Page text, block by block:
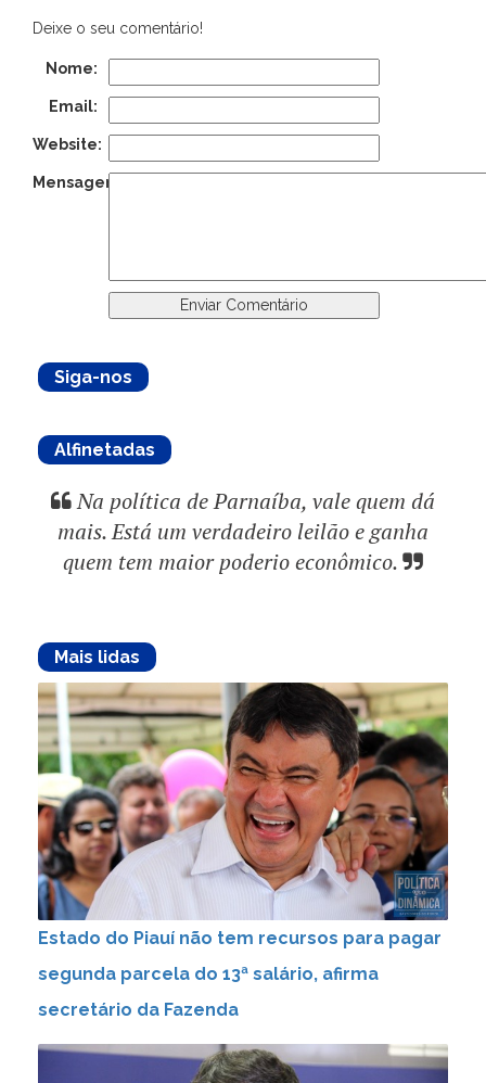
Deixe o seu comentário!
Nome:
Email:
Website:
Mensagem:
Siga-nos
Alfinetadas
Na política de Parnaíba, vale quem dá
mais. Está um verdadeiro leilão e ganha
quem tem maior poderio econômico.
Mais lidas
Estado do Piauí não tem recursos para pagar
segunda parcela do 13ª salário, afirma
secretário da Fazenda